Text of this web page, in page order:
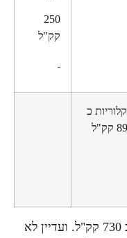
250
קק"ל
כ
"חיסכון קלורי" מתבטא בפער בסך כ 730 קק"ל. ועדיין לא